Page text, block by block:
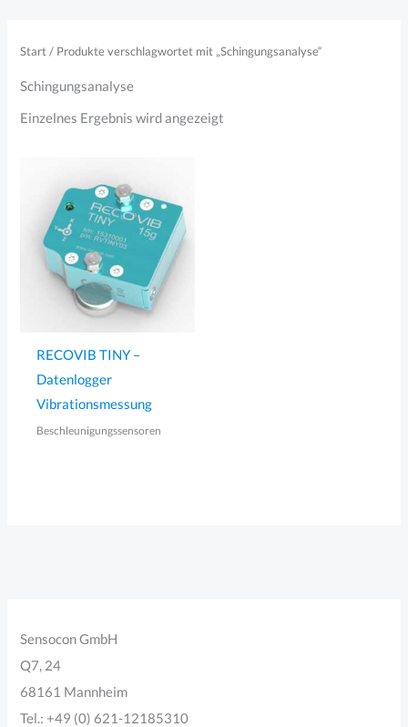
springen
Sensocon GmbH
Q7, 24
68161 Mannheim
Tel.: +49 (0) 621-12185310
Start / Produkte verschlagwortet mit „Schingungsanalyse“
Schingungsanalyse
Einzelnes Ergebnis wird angezeigt
RECOVIB TINY –
Datenlogger
Vibrationsmessung
Beschleunigungssensoren